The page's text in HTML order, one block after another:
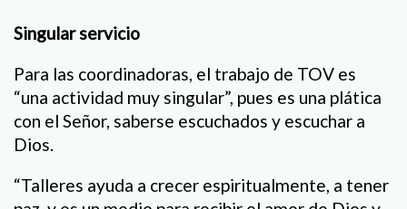
Singular servicio
Para las coordinadoras, el trabajo de TOV es
“una actividad muy singular”, pues es una plática
con el Señor, saberse escuchados y escuchar a
Dios.
“Talleres ayuda a crecer espiritualmente, a tener